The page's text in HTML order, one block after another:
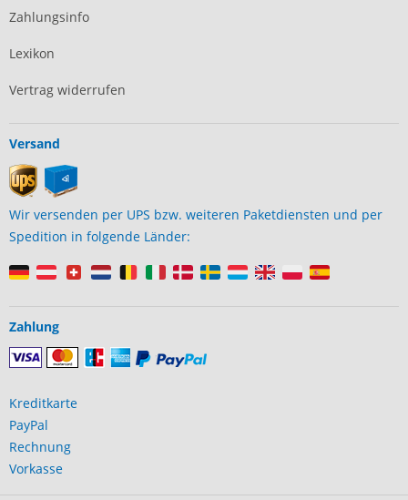
Zahlungsinfo
Lexikon
Vertrag widerrufen
Versand
Wir versenden per UPS bzw. weiteren Paketdiensten und per
Spedition in folgende Länder:
Zahlung
Kreditkarte
PayPal
Rechnung
Vorkasse